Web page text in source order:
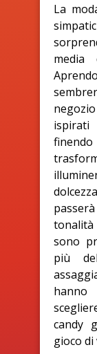
La
media
ispirati
tonalità
sono
più
candy
gioco di